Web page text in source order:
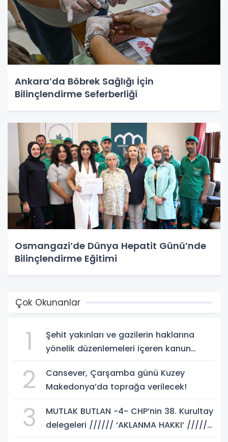
Ankara’da Böbrek Sağlığı İçin
Bilinçlendirme Seferberliği
Osmangazi’de Dünya Hepatit Günü’nde
Bilinçlendirme Eğitimi
Çok Okunanlar
1
Şehit yakınları ve gazilerin haklarına
yönelik düzenlemeleri içeren kanun
2
Cansever, Çarşamba günü Kuzey
Makedonya’da toprağa verilecek!
3
MUTLAK BUTLAN -4- CHP’nin 38. Kurultay
delegeleri ////// ‘AKLANMA HAKKI’ //////